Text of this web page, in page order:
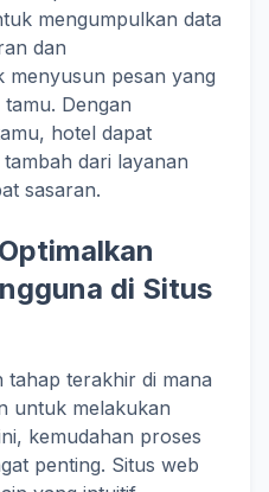
mengumpulkan data
dan
menyusun pesan yang
Dengan
hotel dapat
dari layanan
sasaran.
di Situs
tahap terakhir di mana
untuk melakukan
kemudahan proses
penting. Situs web